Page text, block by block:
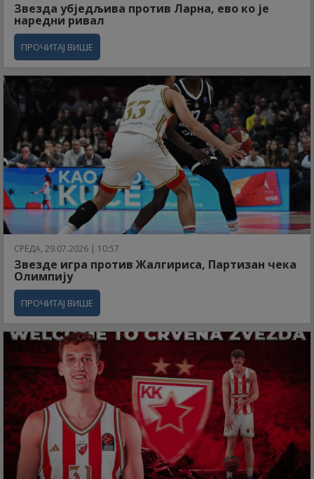
Звезда убједљива против Ларна, ево ко је
наредни ривал
ПРОЧИТАЈ ВИШЕ
СРЕДА, 29.07.2026 | 10:57
Звезде игра против Жалгириса, Партизан чека
Олимпију
ПРОЧИТАЈ ВИШЕ